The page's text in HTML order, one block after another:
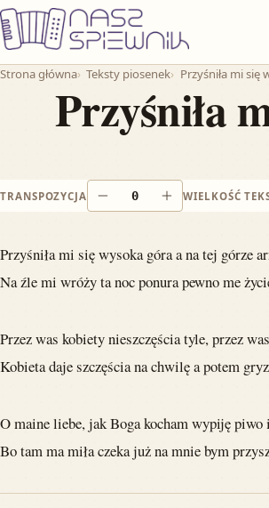
Przejdź do treści
Strona główna Teksty piosenek Przyśniła mi się
Przyśniła
TRANSPOZYCJA Obniż o pół tonu
0 Podnieś o pół
WIELKOŚĆ
Przyśniła mi się wysoka góra a na tej górze
Na źle mi wróży ta noc ponura pewno me
Przez was kobiety nieszczęścia tyle, przez
Kobieta daje szczęścia na chwilę a potem
O maine liebe, jak Boga kocham wypiję piwo
Bo tam ma miła czeka już na mnie bym